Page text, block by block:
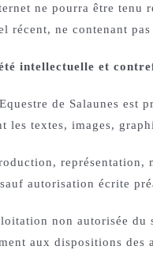
ne pourra être tenu
récent, ne contenant
intellectuelle et
de Salaunes est
les textes, images,
autorisation écrite
non autorisée du
aux dispositions